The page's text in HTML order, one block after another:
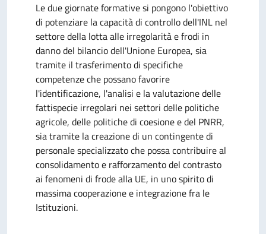
Le due giornate formative si pongono l'obiettivo
di potenziare la capacità di controllo dell'INL nel
settore della lotta alle irregolarità e frodi in
danno del bilancio dell'Unione Europea, sia
tramite il trasferimento di specifiche
competenze che possano favorire
l'identificazione, l'analisi e la valutazione delle
fattispecie irregolari nei settori delle politiche
agricole, delle politiche di coesione e del PNRR,
sia tramite la creazione di un contingente di
personale specializzato che possa contribuire al
consolidamento e rafforzamento del contrasto
ai fenomeni di frode alla UE, in uno spirito di
massima cooperazione e integrazione fra le
Istituzioni.